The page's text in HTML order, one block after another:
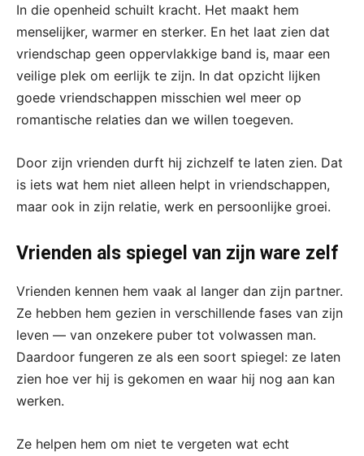
In die openheid schuilt kracht. Het maakt hem
menselijker, warmer en sterker. En het laat zien dat
vriendschap geen oppervlakkige band is, maar een
veilige plek om eerlijk te zijn. In dat opzicht lijken
goede vriendschappen misschien wel meer op
romantische relaties dan we willen toegeven.
Door zijn vrienden durft hij zichzelf te laten zien. Dat
is iets wat hem niet alleen helpt in vriendschappen,
maar ook in zijn relatie, werk en persoonlijke groei.
Vrienden als spiegel van zijn ware zelf
Vrienden kennen hem vaak al langer dan zijn partner.
Ze hebben hem gezien in verschillende fases van zijn
leven — van onzekere puber tot volwassen man.
Daardoor fungeren ze als een soort spiegel: ze laten
zien hoe ver hij is gekomen en waar hij nog aan kan
werken.
Ze helpen hem om niet te vergeten wat echt